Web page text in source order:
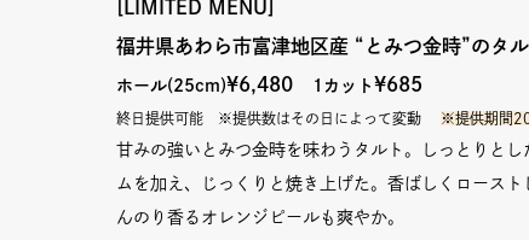
[LIMITED MENU]
福井県あわら市富津地区産 “とみつ金時”のタル
ホール(25cm)¥6,480 1カット ¥685
終日提供可能 ※提供数はその日によって変動 ※提供期間
甘みの強いとみつ金時を味わうタルト。しっとりと
ムを加え、じっくりと焼き上げた。香ばしくロース
んのり香るオレンジピールも爽やか。